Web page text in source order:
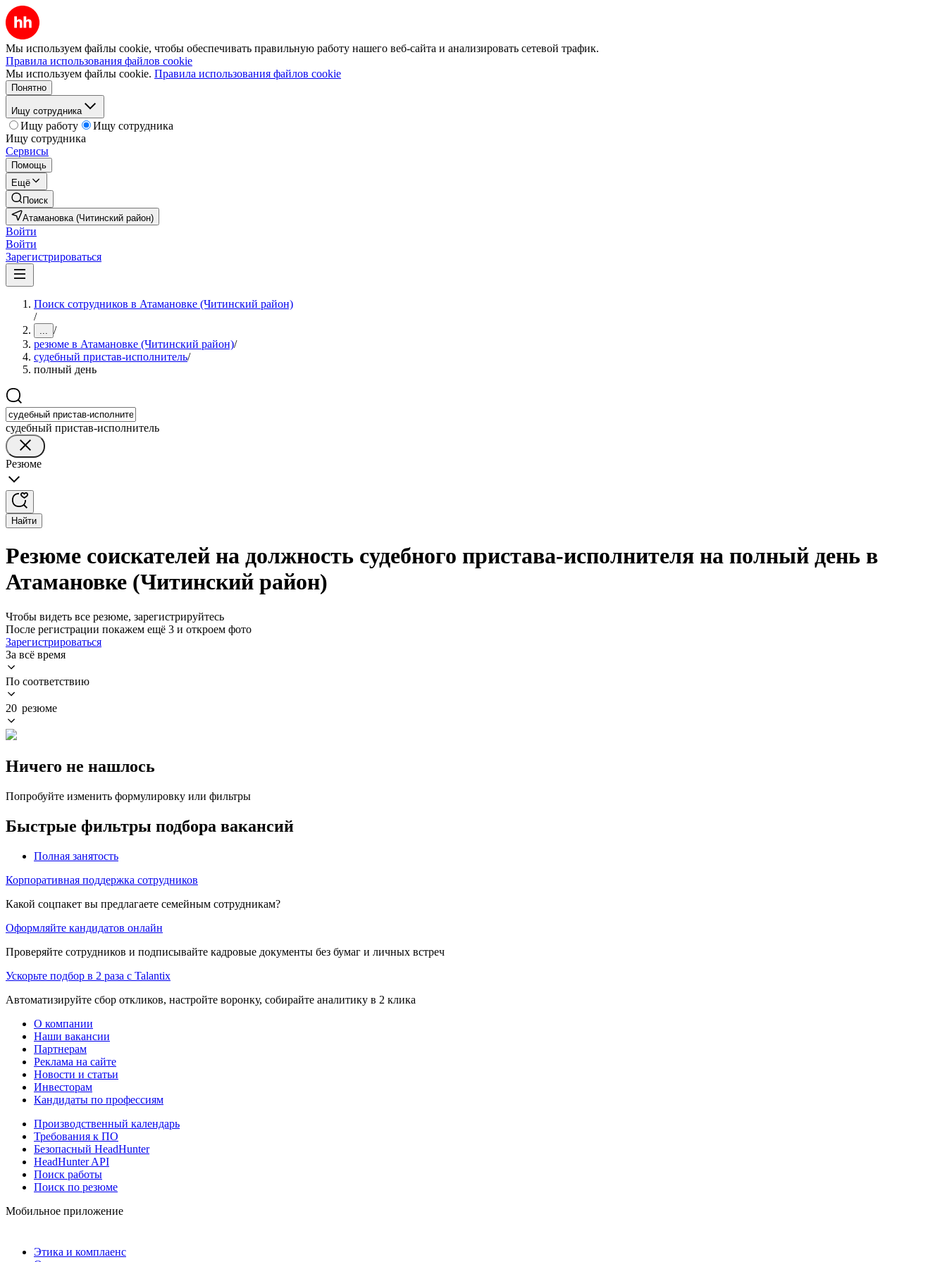
Мы используем файлы cookie, чтобы обеспечивать правильную работу нашего веб-сайта и анализировать сетевой трафик.
Правила использования файлов cookie
Мы используем файлы cookie. Правила использования файлов cookie
Понятно
Ищу сотрудника
Ищу работу
Ищу сотрудника
Ищу сотрудника
Сервисы
Помощь
Ещё
Поиск
Атамановка (Читинский район)
Войти
Войти
Зарегистрироваться
Поиск сотрудников в Атамановке (Читинский район)
/
... /
резюме в Атамановке (Читинский район)/
судебный пристав-исполнитель/
полный день
судебный пристав-исполнитель
Резюме
Найти
Резюме соискателей на должность судебного пристава-исполнителя на полный день в
Атамановке (Читинский район)
Чтобы видеть все резюме, зарегистрируйтесь
После регистрации покажем ещё 3 и откроем фото
Зарегистрироваться
За всё время
По соответствию
20 резюме
Ничего не нашлось
Попробуйте изменить формулировку или фильтры
Быстрые фильтры подбора вакансий
Полная занятость
Корпоративная поддержка сотрудников
Какой соцпакет вы предлагаете семейным сотрудникам?
Оформляйте кандидатов онлайн
Проверяйте сотрудников и подписывайте кадровые документы без бумаг и личных встреч
Ускорьте подбор в 2 раза с Talantix
Автоматизируйте сбор откликов, настройте воронку, собирайте аналитику в 2 клика
О компании
Наши вакансии
Партнерам
Реклама на сайте
Новости и статьи
Инвесторам
Кандидаты по профессиям
Производственный календарь
Требования к ПО
Безопасный HeadHunter
HeadHunter API
Поиск работы
Поиск по резюме
Мобильное приложение
Этика и комплаенс